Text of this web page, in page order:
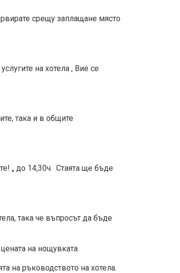
срещу заплащане място
на хотела , Вие се
така и в общите
„ до 14,30ч. Стаята ще бъде
така че въпросът да бъде
на нощувката.
на ръководството на хотела.